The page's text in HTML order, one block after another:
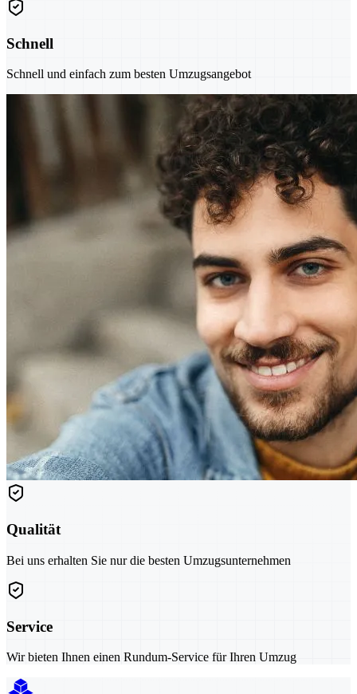
Schnell
Schnell und einfach zum besten Umzugsangebot
Qualität
Bei uns erhalten Sie nur die besten Umzugsunternehmen
Service
Wir bieten Ihnen einen Rundum-Service für Ihren Umzug